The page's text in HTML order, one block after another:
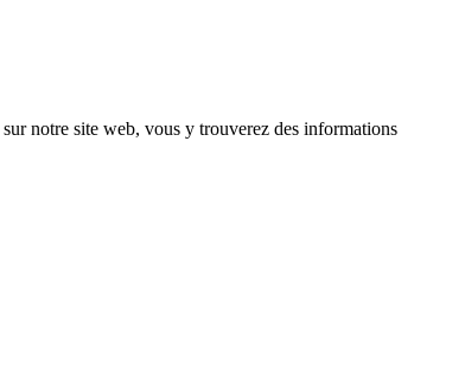
sur notre site web, vous y trouverez des informations